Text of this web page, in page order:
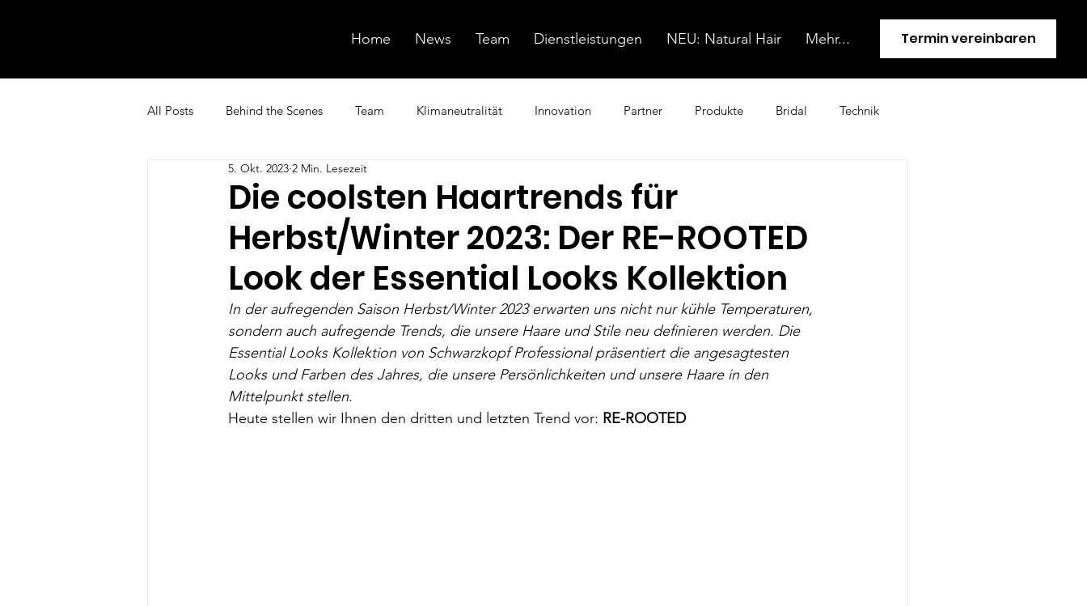
Home News Team Dienstleistungen NEU: Natural Hair Mehr... Termin vereinbaren
All Posts Behind the Scenes Team Klimaneutralität Innovation Partner Produkte Bridal Technik
Die coolsten Haartrends für
Herbst/Winter 2023: Der RE-ROOTED
Look der Essential Looks Kollektion
5. Okt. 2023 2 Min. Lesezeit
In der aufregenden Saison Herbst/Winter 2023 erwarten uns nicht nur kühle Temperaturen,
sondern auch aufregende Trends, die unsere Haare und Stile neu definieren werden. Die
Essential Looks Kollektion von Schwarzkopf Professional präsentiert die angesagtesten
Looks und Farben des Jahres, die unsere Persönlichkeiten und unsere Haare in den
Mittelpunkt stellen.
Heute stellen wir Ihnen den dritten und letzten Trend vor: RE-ROOTED